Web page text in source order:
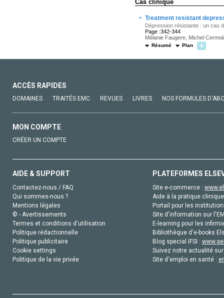
Cas clinique
· Treatment resistant
Dépression résistante : un cas
Page :342-344
Mélanie Faugere, Michel
Résumé Plan
ACCÈS RAPIDES
DOMAINES TRAITÉS EMC REVUES LIVRES NOS FORMULES
MON COMPTE
CRÉER UN COMPTE
AIDE & SUPPORT
Contactez-nous / FAQ
Qui sommes-nous ?
Mentions légales
© - Avertissements
Termes et conditions d'utilisation
Politique rédactionnelle
Politique publicitaire
Cookie settings
Politique de la vie privée
PLATEFORMES
Site e-commerce :
Aide à la pratique
Portail pour les
Site d'information sur
E-learning pour les
Bibliothèque d'e-books
Blog special IFSI :
Suivez notre actualité
Site d'emploi en santé :